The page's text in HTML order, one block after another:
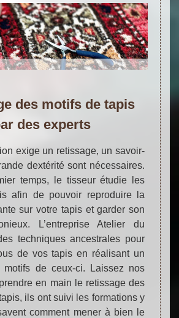
des motifs de tapis
des experts
exige un retissage, un savoir-
dextérité sont nécessaires.
temps, le tisseur étudie les
afin de pouvoir reproduire la
sur votre tapis et garder son
L’entreprise Atelier du
techniques ancestrales pour
de vos tapis en réalisant un
motifs de ceux-ci. Laissez nos
en main le retissage des
ils ont suivi les formations y
comment mener à bien le